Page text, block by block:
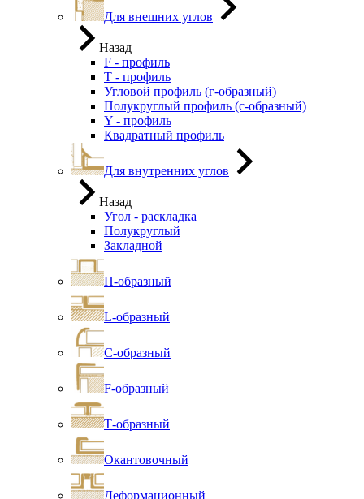
Для внешних углов
Назад
F - профиль
Т - профиль
Угловой профиль (г-образный)
Полукруглый профиль (с-образный)
Y - профиль
Квадратный профиль
Для внутренних углов
Назад
Угол - раскладка
Полукруглый
Закладной
П-образный
L-образный
С-образный
F-образный
Т-образный
Окантовочный
Деформационный